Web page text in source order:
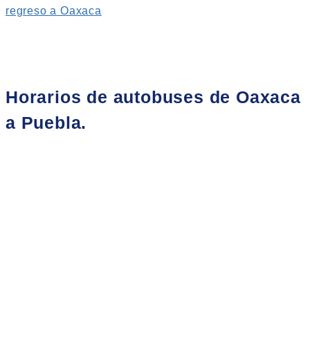
regreso a Oaxaca
Horarios de autobuses de Oaxaca
a Puebla.